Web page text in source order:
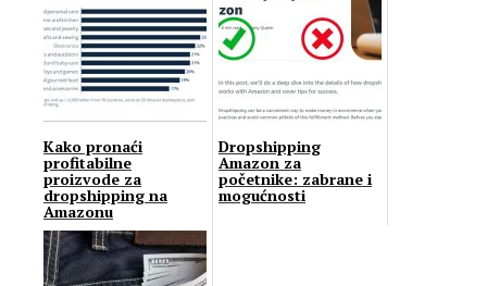
Kako pronaći
profitabilne
proizvode za
dropshipping na
Amazonu
Dropshipping
Amazon za
početnike: zabrane i
mogućnosti